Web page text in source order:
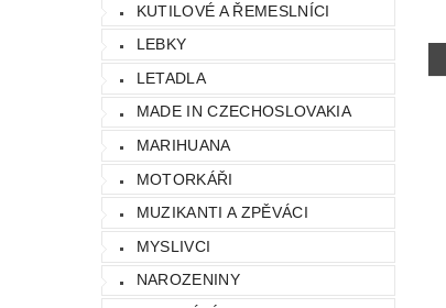
KUTILOVÉ A ŘEMESLNÍCI
LEBKY
LETADLA
MADE IN CZECHOSLOVAKIA
MARIHUANA
MOTORKÁŘI
MUZIKANTI A ZPĚVÁCI
MYSLIVCI
NAROZENINY